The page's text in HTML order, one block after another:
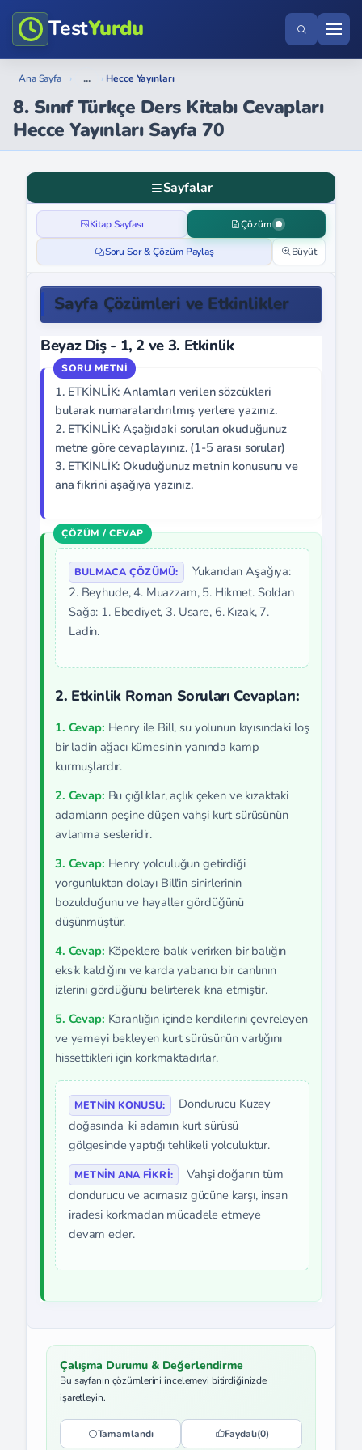
TestYurdu
Ana Sayfa › ... › Hecce Yayınları
8. Sınıf Türkçe Ders Kitabı Cevapları
Hecce Yayınları Sayfa 70
Sayfalar
Kitap Sayfası Çözüm
Soru Sor & Çözüm Paylaş Büyüt
Sayfa Çözümleri ve Etkinlikler
Beyaz Diş - 1, 2 ve 3. Etkinlik
1. ETKİNLİK: Anlamları verilen sözcükleri
bularak numaralandırılmış yerlere yazınız.
2. ETKİNLİK: Aşağıdaki soruları okuduğunuz
metne göre cevaplayınız. (1-5 arası sorular)
3. ETKİNLİK: Okuduğunuz metnin konusunu ve
ana fikrini aşağıya yazınız.
BULMACA ÇÖZÜMÜ:
Yukarıdan Aşağıya:
2. Beyhude, 4. Muazzam, 5. Hikmet. Soldan
Sağa: 1. Ebediyet, 3. Usare, 6. Kızak, 7.
Ladin.
2. Etkinlik Roman Soruları Cevapları:
1. Cevap: Henry ile Bill, su yolunun kıyısındaki loş
bir ladin ağacı kümesinin yanında kamp
kurmuşlardır.
2. Cevap: Bu çığlıklar, açlık çeken ve kızaktaki
adamların peşine düşen vahşi kurt sürüsünün
avlanma sesleridir.
3. Cevap: Henry yolculuğun getirdiği
yorgunluktan dolayı Bill'in sinirlerinin
bozulduğunu ve hayaller gördüğünü
düşünmüştür.
4. Cevap: Köpeklere balık verirken bir balığın
eksik kaldığını ve karda yabancı bir canlının
izlerini gördüğünü belirterek ikna etmiştir.
5. Cevap: Karanlığın içinde kendilerini çevreleyen
ve yemeyi bekleyen kurt sürüsünün varlığını
hissettikleri için korkmaktadırlar.
METNIN KONUSU:
Dondurucu Kuzey
doğasında iki adamın kurt sürüsü
gölgesinde yaptığı tehlikeli yolculuktur.
METNIN ANA FIKRI:
Vahşi doğanın tüm
dondurucu ve acımasız gücüne karşı, insan
iradesi korkmadan mücadele etmeye
devam eder.
Çalışma Durumu & Değerlendirme
Bu sayfanın çözümlerini incelemeyi bitirdiğinizde
işaretleyin.
Tamamlandı Faydalı(0)